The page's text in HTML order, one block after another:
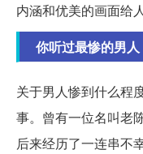
内涵和优美的画面给
你听过最惨的男
关于男人惨到什么程
事。曾有一位名叫老
后来经历了一连串不